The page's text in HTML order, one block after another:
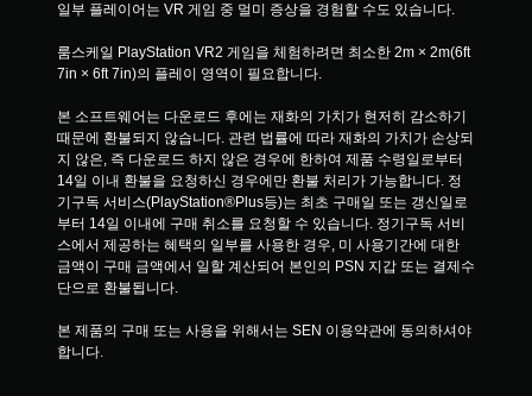
일부 플레이어는 VR 게임 중 멀미 증상을 경험할 수도 있습니다.
룸스케일 PlayStation VR2 게임을 체험하려면 최소한 2m × 2m(6ft
7in × 6ft 7in)의 플레이 영역이 필요합니다.
본 소프트웨어는 다운로드 후에는 재화의 가치가 현저히 감소하기
때문에 환불되지 않습니다. 관련 법률에 따라 재화의 가치가 손상되
지 않은, 즉 다운로드 하지 않은 경우에 한하여 제품 수령일로부터
14일 이내 환불을 요청하신 경우에만 환불 처리가 가능합니다. 정
기구독 서비스(PlayStation®Plus등)는 최초 구매일 또는 갱신일로
부터 14일 이내에 구매 취소를 요청할 수 있습니다. 정기구독 서비
스에서 제공하는 혜택의 일부를 사용한 경우, 미 사용기간에 대한
금액이 구매 금액에서 일할 계산되어 본인의 PSN 지갑 또는 결제수
단으로 환불됩니다.
본 제품의 구매 또는 사용을 위해서는 SEN 이용약관에 동의하셔야
합니다.